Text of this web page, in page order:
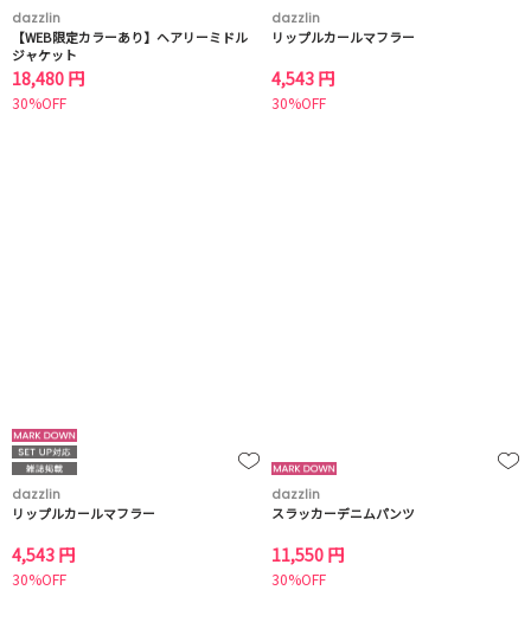
dazzlin
【WEB限定カラーあり】ヘアリーミドル
ジャケット
18,480 円
30%OFF
dazzlin
リップルカールマフラー
4,543 円
30%OFF
dazzlin
リップルカールマフラー
4,543 円
30%OFF
dazzlin
スラッカーデニムパンツ
11,550 円
30%OFF